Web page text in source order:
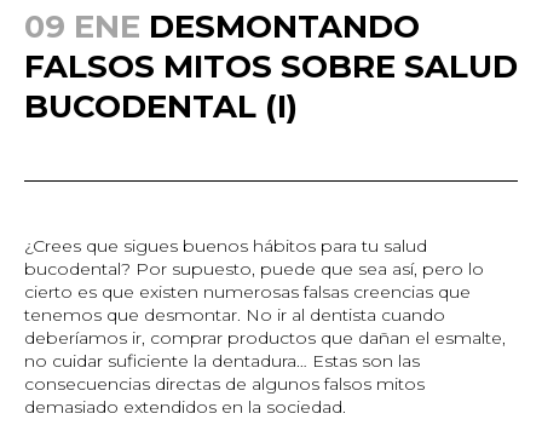
09 ENE DESMONTANDO
FALSOS MITOS SOBRE SALUD
BUCODENTAL (I)
¿Crees que sigues buenos hábitos para tu salud
bucodental? Por supuesto, puede que sea así, pero lo
cierto es que existen numerosas falsas creencias que
tenemos que desmontar. No ir al dentista cuando
deberíamos ir, comprar productos que dañan el esmalte,
no cuidar suficiente la dentadura… Estas son las
consecuencias directas de algunos falsos mitos
demasiado extendidos en la sociedad.